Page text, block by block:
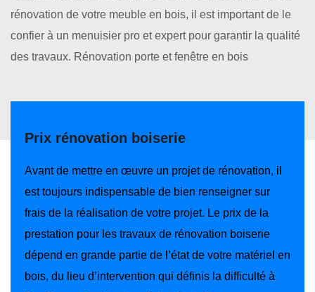
rénovation de votre meuble en bois, il est important de le
confier à un menuisier pro et expert pour garantir la qualité
des travaux. Rénovation porte et fenêtre en bois
Prix rénovation boiserie
Avant de mettre en œuvre un projet de rénovation, il
est toujours indispensable de bien renseigner sur
frais de la réalisation de votre projet. Le prix de la
prestation pour les travaux de rénovation boiserie
dépend en grande partie de l’état de votre matériel en
bois, du lieu d’intervention qui définis la difficulté à